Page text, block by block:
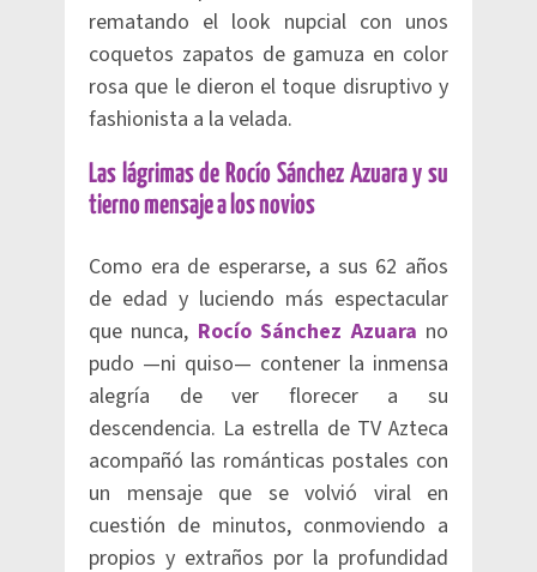
rematando el look nupcial con unos
coquetos zapatos de gamuza en color
rosa que le dieron el toque disruptivo y
fashionista a la velada.
Las lágrimas de Rocío Sánchez Azuara y su
tierno mensaje a los novios
Como era de esperarse, a sus 62 años
de edad y luciendo más espectacular
que nunca, Rocío Sánchez Azuara no
pudo —ni quiso— contener la inmensa
alegría de ver florecer a su
descendencia. La estrella de TV Azteca
acompañó las románticas postales con
un mensaje que se volvió viral en
cuestión de minutos, conmoviendo a
propios y extraños por la profundidad